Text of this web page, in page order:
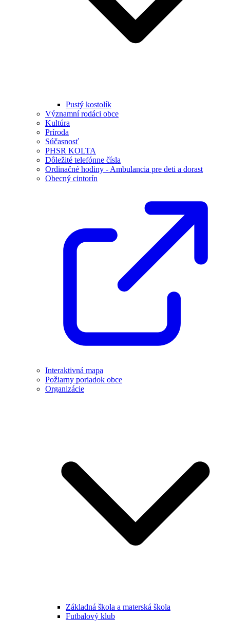
Pustý kostolík
Významní rodáci obce
Kultúra
Príroda
Súčasnosť
PHSR KOLTA
Dôležité telefónne čísla
Ordinačné hodiny - Ambulancia pre deti a dorast
Obecný cintorín
Interaktivná mapa
Požiarny poriadok obce
Organizácie
Základná škola a materská škola
Futbalový klub